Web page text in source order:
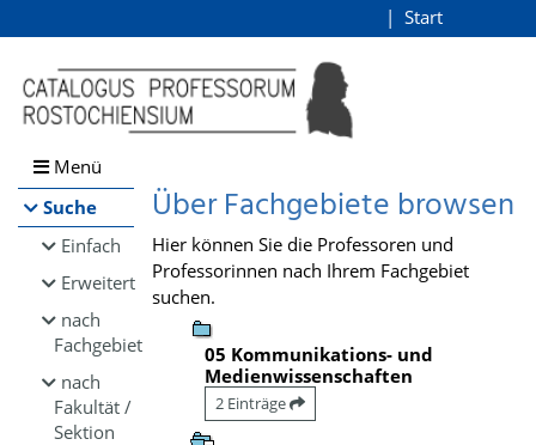
Browsen
direkt zum Inhalt
Start
Menü
Suche
Einfach
Erweitert
nach
Fachgebiet
nach
Fakultät /
Sektion
Über Fachgebiete browsen
Hier können Sie die Professoren und
Professorinnen nach Ihrem Fachgebiet
suchen.
05 Kommunikations- und
Medienwissenschaften
2 Einträge